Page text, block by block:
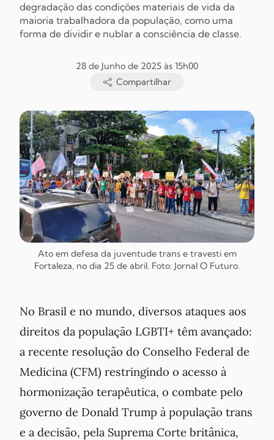
degradação das condições materiais de vida da
maioria trabalhadora da população, como uma
forma de dividir e nublar a consciência de classe.
28 de Junho de 2025 às 15h00
Compartilhar
Ato em defesa da juventude trans e travesti em
Fortaleza, no dia 25 de abril. Foto: Jornal O Futuro.
No Brasil e no mundo, diversos ataques aos
direitos da população LGBTI+ têm avançado:
a recente resolução do Conselho Federal de
Medicina (CFM) restringindo o acesso à
hormonização terapêutica, o combate pelo
governo de Donald Trump à população trans
e a decisão, pela Suprema Corte britânica,